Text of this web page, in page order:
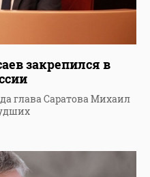
закрепился в
глава Саратова Михаил